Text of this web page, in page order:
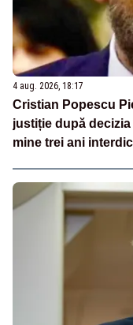
4 aug. 2026, 18:17
Cristian Popescu
justiție după
mine trei ani